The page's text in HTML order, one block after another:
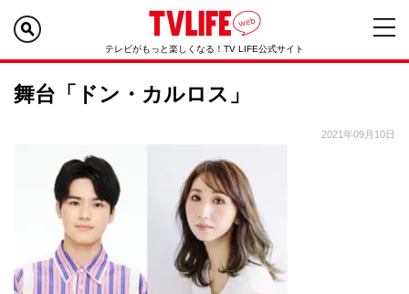
テレビがもっと楽しくなる！TV LIFE公式サイト
舞台「ドン・カルロス」
2021年09月10日